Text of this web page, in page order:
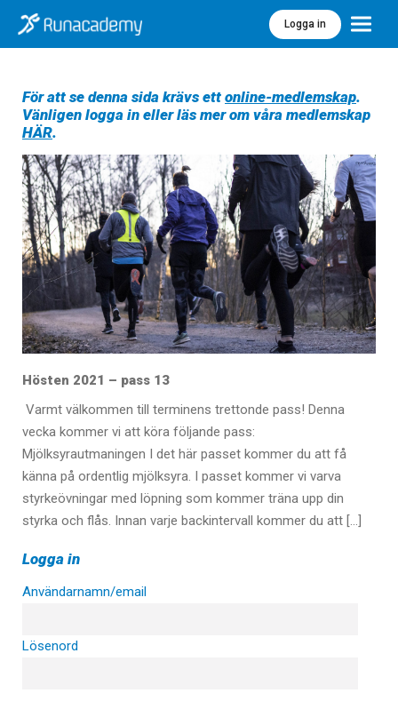
Logga in Meny
För att se denna sida krävs ett online-medlemskap.
Vänligen logga in eller läs mer om våra medlemskap
HÄR.
Hösten 2021 – pass 13
Varmt välkommen till terminens trettonde pass! Denna
vecka kommer vi att köra följande pass:
Mjölksyrautmaningen I det här passet kommer du att få
känna på ordentlig mjölksyra. I passet kommer vi varva
styrkeövningar med löpning som kommer träna upp din
styrka och flås. Innan varje backintervall kommer du att […]
Logga in
Användarnamn/email
Lösenord